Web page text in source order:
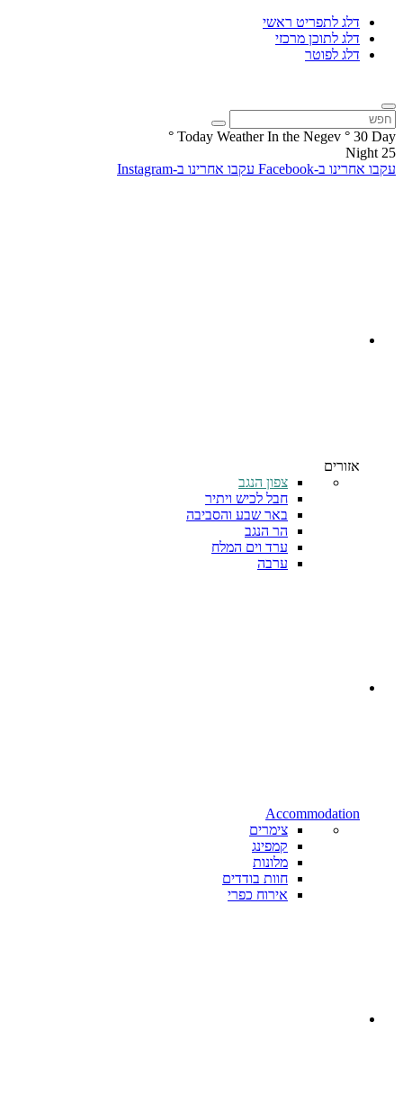
דלג לתפריט ראשי
דלג לתוכן מרכזי
דלג לפוטר
Today Weather In the Negev ° 30 Day
°
25
Night
עקבו אחרינו ב-Facebook
עקבו אחרינו ב-Instagram
אזורים
צפון הנגב
חבל לכיש ויתיר
באר שבע והסביבה
הר הנגב
ערד וים המלח
ערבה
Accommodation
צימרים
קמפינג
מלונות
חוות בודדים
אירוח כפרי